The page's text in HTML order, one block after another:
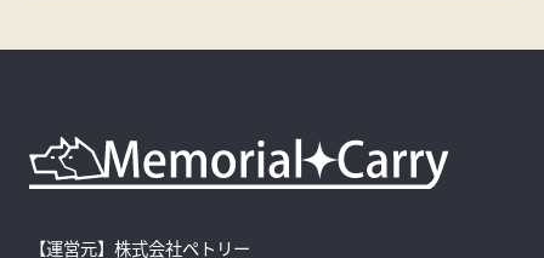
【運営元】株式会社ペトリー